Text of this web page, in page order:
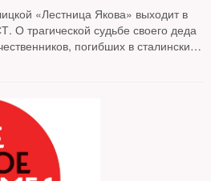
«Лестница Якова» выходит в
О трагической судьбе своего деда
погибших в сталинских